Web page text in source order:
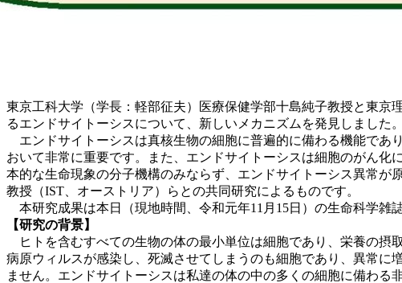
東京工科大学（学長：軽部征夫）医療保健学部十島純子教授と東
るエンドサイトーシスについて、新しいメカニズムを発見しました。
エンドサイトーシスは真核生物の細胞に普遍的に備わる機能であ
おいて非常に重要です。また、エンドサイトーシスは細胞のがん
本的な生命現象の分子機構のみならず、エンドサイトーシス異常
教授（IST、オーストリア）らとの共同研究によるものです。
本研究成果は本日（現地時間、令和元年11月15日）の生命科学雑
【研究の背景】
ヒトを含むすべての生物の体の最小単位は細胞であり、栄養の摂
病原ウィルスが感染し、死滅させてしまうのも細胞であり、異常に
ません。エンドサイトーシスは私達の体の中の多くの細胞に備わ